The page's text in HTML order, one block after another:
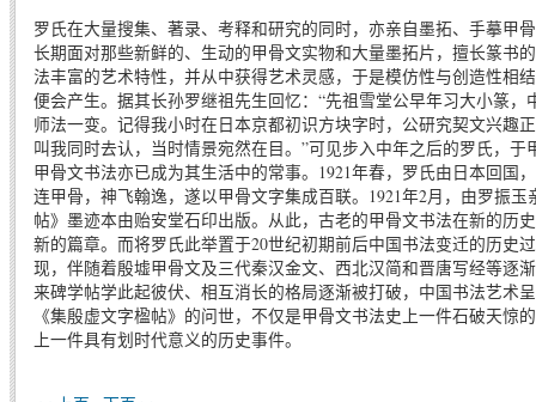
罗氏在大量搜集、著录、考释和研究的同时，亦亲自墨拓、手摹甲
长期面对那些新鲜的、生动的甲骨文实物和大量墨拓片，擅长篆书
法丰富的艺术特性，并从中获得艺术灵感，于是模仿性与创造性相
便会产生。据其长孙罗继祖先生回忆：“先祖雪堂公早年习大小篆，
师法一变。记得我小时在日本京都初识方块字时，公研究契文兴趣
叫我同时去认，当时情景宛然在目。”可见步入中年之后的罗氏，
甲骨文书法亦已成为其生活中的常事。1921年春，罗氏由日本回国
连甲骨，神飞翰逸，遂以甲骨文字集成百联。1921年2月，由罗振
帖》墨迹本由贻安堂石印出版。从此，古老的甲骨文书法在新的历
新的篇章。而将罗氏此举置于20世纪初期前后中国书法变迁的历史
现，伴随着殷墟甲骨文及三代秦汉金文、西北汉简和晋唐写经等逐
来碑学帖学此起彼伏、相互消长的格局逐渐被打破，中国书法艺术
《集殷虚文字楹帖》的问世，不仅是甲骨文书法史上一件石破天惊
上一件具有划时代意义的历史事件。